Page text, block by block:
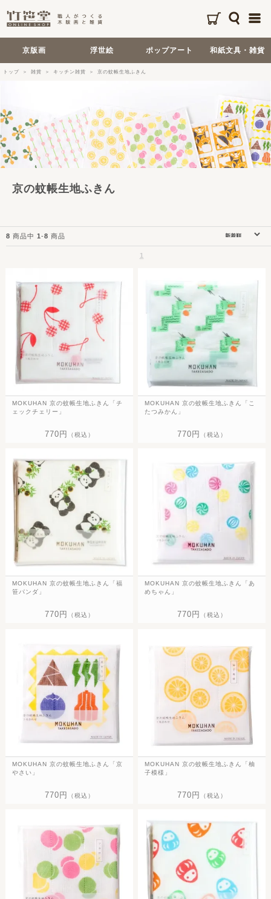
京版画 浮世絵 ポップアート 和紙文具・雑貨
トップ 雑貨 キッチン雑貨 京の蚊帳生地ふきん
京の蚊帳生地ふきん
8 商品中 1-8 商品
1
MOKUHAN 京の蚊帳生地ふきん「チ
ェックチェリー」
770円 （税込）
MOKUHAN 京の蚊帳生地ふきん「こ
たつみかん」
770円 （税込）
MOKUHAN 京の蚊帳生地ふきん「福
笹パンダ」
770円 （税込）
MOKUHAN 京の蚊帳生地ふきん「あ
めちゃん」
770円 （税込）
MOKUHAN 京の蚊帳生地ふきん「京
やさい」
770円 （税込）
MOKUHAN 京の蚊帳生地ふきん「柚
子模様」
770円 （税込）